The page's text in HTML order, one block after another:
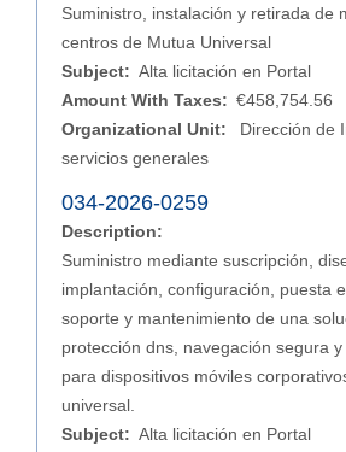
Suministro, instalación y retirada de
centros de Mutua Universal
Subject: Alta licitación en Portal
Amount With Taxes: €458,754.56
Organizational Unit:
Dirección de
servicios generales
034-2026-0259
Description:
Suministro mediante suscripción,
implantación, configuración, puesta
soporte y mantenimiento de una
protección dns, navegación segura
para dispositivos móviles
universal.
Subject: Alta licitación en Portal